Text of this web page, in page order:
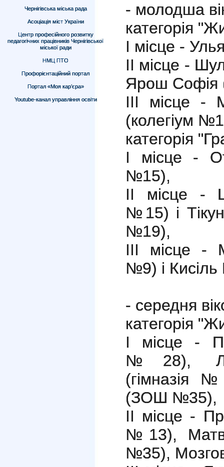
Чернігівська міська рада
Асоціація міст України
Центр професійного розвитку
педагогічних працівників Чернігівської
міської ради
НМЦ ПТО
Профорієнтаційний портал
Портал «Моя кар’єра»
Youtube-канал управління освіти
- молодша
категорія
І місце -
ІІ місце -
Ярош Софія
ІІІ місце -
(колегіум
категорія
І місце -
№15),
ІІ місце -
№15) і
№19),
ІІІ місце
№9) і
- середня
категорія
І місце -
№28),
(гімназія
(ЗОШ №35),
ІІ місце -
№13),
№35),